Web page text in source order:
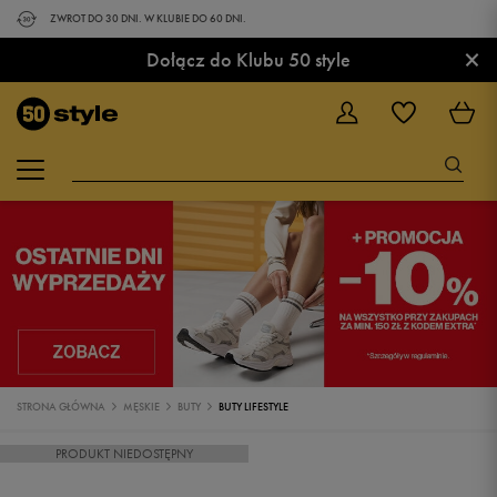
ZWROT DO 30 DNI. W KLUBIE DO 60 DNI.
Dołącz do Klubu 50 style ×
STRONA GŁÓWNA MĘSKIE BUTY BUTY LIFESTYLE
PRODUKT NIEDOSTĘPNY